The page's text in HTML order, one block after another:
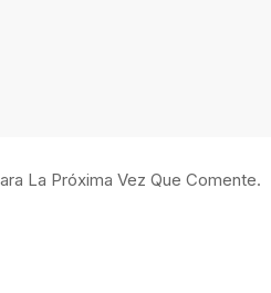
La Próxima Vez Que Comente.